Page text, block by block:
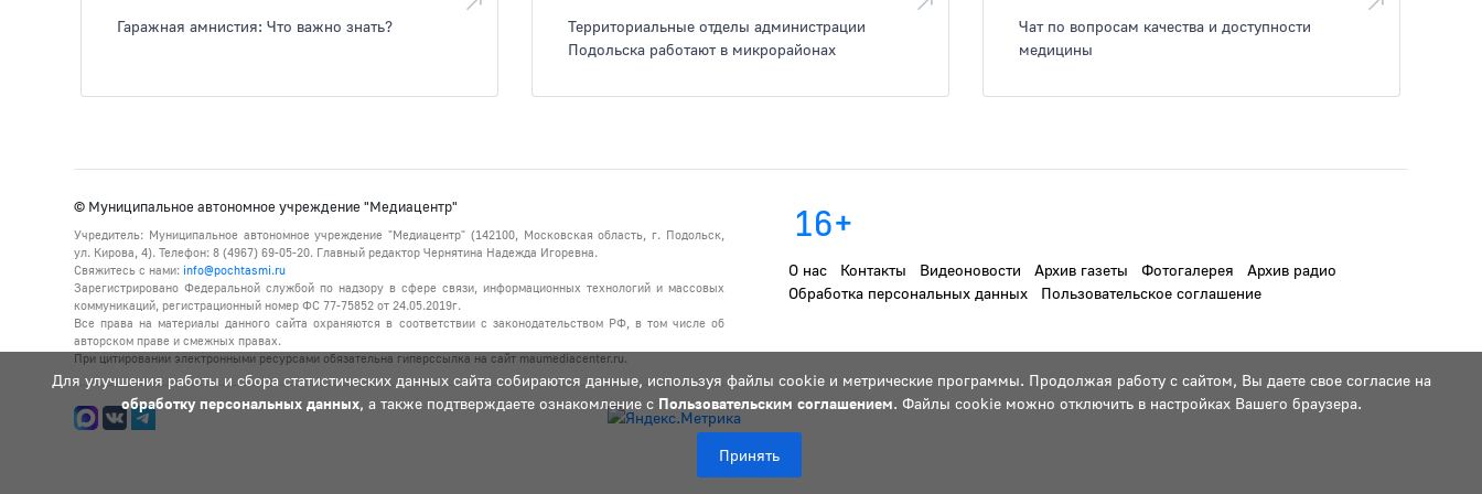
Гаражная амнистия: Что важно знать?
Территориальные отделы администрации
Подольска работают в микрорайонах
Чат по вопросам качества и доступности
медицины
Для улучшения работы и сбора статистических данных сайта собираются данные, используя файлы cookie и метрические программы. Продолжая работу с сайтом, Вы даете свое согласие на
обработку персональных данных, а также подтверждаете ознакомление с Пользовательским соглашением. Файлы cookie можно отключить в настройках Вашего браузера.
Принять
© Муниципальное автономное учреждение "Медиацентр"
Учредитель: Муниципальное автономное учреждение "Медиацентр" (142100, Московская область, г. Подольск,
ул. Кирова, 4). Телефон: 8 (4967) 69-05-20. Главный редактор Чернятина Надежда Игоревна.
Свяжитесь с нами: info@pochtasmi.ru
Зарегистрировано Федеральной службой по надзору в сфере связи, информационных технологий и массовых
коммуникаций, регистрационный номер ФС 77-75852 от 24.05.2019г.
Все права на материалы данного сайта охраняются в соответствии с законодательством РФ, в том числе об
авторском праве и смежных правах.
При цитировании электронными ресурсами обязательна гиперссылка на сайт maumediacenter.ru.
16+
О нас Контакты Видеоновости Архив газеты Фотогалерея
Архив радио
Обработка персональных данных
Пользовательское соглашение